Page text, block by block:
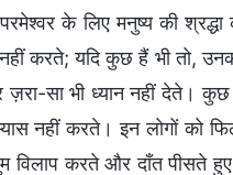
के लिए मनुष्य की श्रद्धा
करते; यदि कुछ हैं भी तो,
सा भी ध्यान नहीं देते। कुछ
नहीं करते। इन लोगों को
विलाप करते और दाँत पीसते